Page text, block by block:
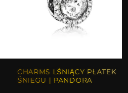
CHARMS LŚNIĄCY PŁATEK
ŚNIEGU | PANDORA